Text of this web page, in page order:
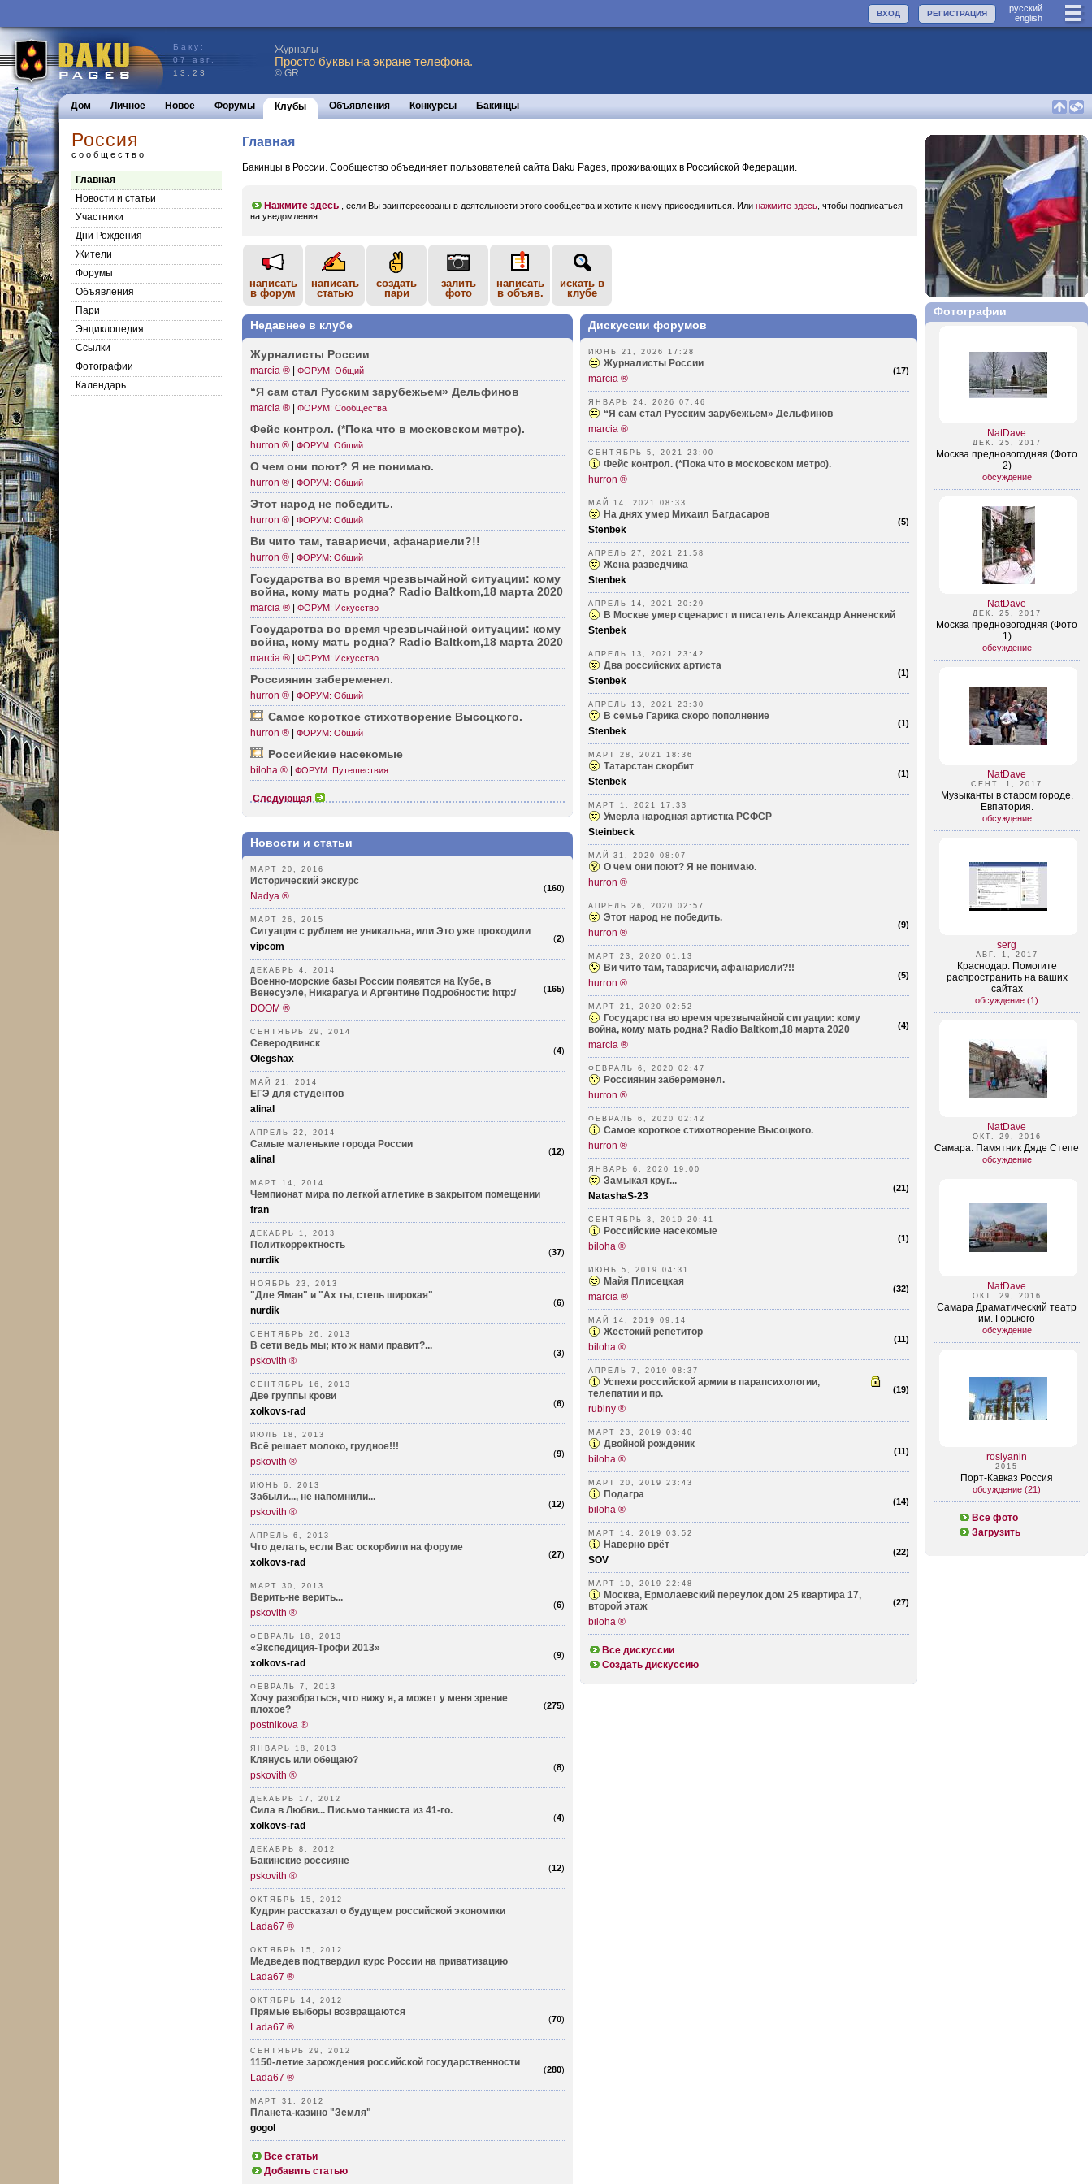
руccкий
english
РЕГИСТРАЦИЯ
ВХОД
Баку:
07 авг.
13:23
Журналы
Просто буквы на экране телефона.
© GR
Дом Личное Новое Форумы Клубы Объявления Конкурсы Бакинцы
Россия
сообщество
Главная
Новости и статьи
Участники
Дни Рождения
Жители
Форумы
Объявления
Пари
Энциклопедия
Cсылки
Фотографии
Календарь
Фотографии
NatDave
ДЕК. 25, 2017
Москва предновогодняя (Фото
2)
обсуждение
NatDave
ДЕК. 25, 2017
Москва предновогодняя (Фото
1)
обсуждение
NatDave
СЕНТ. 1, 2017
Музыканты в старом городе.
Евпатория.
обсуждение
serg
АВГ. 1, 2017
Краснодар. Помогите
распространить на ваших
сайтах
обсуждение (1)
NatDave
ОКТ. 29, 2016
Самара. Памятник Дяде Степе
обсуждение
NatDave
ОКТ. 29, 2016
Самара Драматический театр
им. Горького
обсуждение
rosiyanin
2015
Порт-Кавказ Россия
обсуждение (21)
Все фото
Загрузить
Главная
Бакинцы в России. Сообщество объединяет пользователей сайта Baku Pages, проживающих в Российской Федерации.
Нажмите здесь , если Вы заинтересованы в деятельности этого сообщества и хотите к нему присоединиться. Или нажмите здесь , чтобы подписаться
на уведомления.
написать
в форум
написать
статью
создать
пари
залить
фото
написать
в объяв.
искать в
клубе
Недавнее в клубе
Журна­листы России
marcia ® ФОРУМ: Общий
“Я сам стал Русским заруб­ежьем» Дельфинов
marcia ® ФОРУМ: Сообщества
Фейс контрол. (*Пока что в моско­вском метро).
hurron ® ФОРУМ: Общий
О чем они поют? Я не понимаю.
hurron ® ФОРУМ: Общий
Этот народ не победить.
hurron ® ФОРУМ: Общий
Ви чито там, тавар­исчи, афана­риели?!!
hurron ® ФОРУМ: Общий
Госуд­арства во время чрезв­ычайной ситуации: кому
война, кому мать родна? Radio Baltk­om,18 марта 2020
marcia ® ФОРУМ: Искусство
Госуд­арства во время чрезв­ычайной ситуации: кому
война, кому мать родна? Radio Baltk­om,18 марта 2020
marcia ® ФОРУМ: Искусство
Россиянин забер­еменел.
hurron ® ФОРУМ: Общий
Самое короткое стиxо­творение Высоц­кого.
hurron ® ФОРУМ: Общий
Росси­йские насекомые
biloha ® ФОРУМ: Путешествия
Следующая
Новости и статьи
МАРТ 20, 2016
(160)
Исторический экскурс
Nadya ®
МАРТ 26, 2015
(2)
Ситуация с рублем не уникальна, или Это уже проходили
vipcom
ДЕКАБРЬ 4, 2014
(165)
Военно-морские базы России появятся на Кубе, в
Венесуэле, Никарагуа и Аргентине Подробности: http:/
DOOM ®
СЕНТЯБРЬ 29, 2014
(4)
Северодвинск
Olegshax
МАЙ 21, 2014
ЕГЭ для студентов
alinal
АПРЕЛЬ 22, 2014
(12)
Самые маленькие города России
alinal
МАРТ 14, 2014
Чемпионат мира по легкой атлетике в закрытом помещении
fran
ДЕКАБРЬ 1, 2013
(37)
Политкорректность
nurdik
НОЯБРЬ 23, 2013
(6)
"Дле Яман" и "Ах ты, степь широкая"
nurdik
СЕНТЯБРЬ 26, 2013
(3)
В сети ведь мы; кто ж нами правит?...
pskovith ®
СЕНТЯБРЬ 16, 2013
(6)
Две группы крови
xolkovs-rad
ИЮЛЬ 18, 2013
(9)
Всё решает молоко, грудное!!!
pskovith ®
ИЮНЬ 6, 2013
(12)
Забыли..., не напомнили...
pskovith ®
АПРЕЛЬ 6, 2013
(27)
Что делать, если Вас оскорбили на форуме
xolkovs-rad
МАРТ 30, 2013
(6)
Верить-не верить...
pskovith ®
ФЕВРАЛЬ 18, 2013
(9)
«Экспедиция-Трофи 2013»
xolkovs-rad
ФЕВРАЛЬ 7, 2013
(275)
Хочу разобраться, что вижу я, а может у меня зрение
плохое?
postnikova ®
ЯНВАРЬ 18, 2013
(8)
Клянусь или обещаю?
pskovith ®
ДЕКАБРЬ 17, 2012
(4)
Сила в Любви... Письмо танкиста из 41-го.
xolkovs-rad
ДЕКАБРЬ 8, 2012
(12)
Бакинские россияне
pskovith ®
ОКТЯБРЬ 15, 2012
Кудрин рассказал о будущем российской экономики
Lada67 ®
ОКТЯБРЬ 15, 2012
Медведев подтвердил курс России на приватизацию
Lada67 ®
ОКТЯБРЬ 14, 2012
(70)
Прямые выборы возвращаются
Lada67 ®
СЕНТЯБРЬ 29, 2012
(280)
1150-летие зарождения российской государственности
Lada67 ®
МАРТ 31, 2012
Планета-казино "Земля"
gogol
Все статьи
Добавить статью
Дискуссии форумов
ИЮНЬ 21, 2026 17:28
(17)
Журналисты России
marcia ®
ЯНВАРЬ 24, 2026 07:46
“Я сам стал Русским зарубежьем» Дельфинов
marcia ®
СЕНТЯБРЬ 5, 2021 23:00
Фейс контрол. (*Пока что в московском метро).
hurron ®
МАЙ 14, 2021 08:33
(5)
На днях умер Михаил Багдасаров
Stenbek
АПРЕЛЬ 27, 2021 21:58
Жена разведчика
Stenbek
АПРЕЛЬ 14, 2021 20:29
В Москве умер сценарист и писатель Александр Анненский
Stenbek
АПРЕЛЬ 13, 2021 23:42
(1)
Два российских артиста
Stenbek
АПРЕЛЬ 13, 2021 23:30
(1)
В семье Гарика скоро пополнение
Stenbek
МАРТ 28, 2021 18:36
(1)
Татарстан скорбит
Stenbek
МАРТ 1, 2021 17:33
Умерла народная артистка РСФСР
Steinbeck
МАЙ 31, 2020 08:07
О чем они поют? Я не понимаю.
hurron ®
АПРЕЛЬ 26, 2020 02:57
(9)
Этот народ не победить.
hurron ®
МАРТ 23, 2020 01:13
(5)
Ви чито там, таварисчи, афанариели?!!
hurron ®
МАРТ 21, 2020 02:52
(4)
Государства во время чрезвычайной ситуации: кому
война, кому мать родна? Radio Baltkom,18 марта 2020
marcia ®
ФЕВРАЛЬ 6, 2020 02:47
Россиянин забеременел.
hurron ®
ФЕВРАЛЬ 6, 2020 02:42
Самое короткое стиxотворение Высоцкого.
hurron ®
ЯНВАРЬ 6, 2020 19:00
(21)
Замыкая круг...
NatashaS-23
СЕНТЯБРЬ 3, 2019 20:41
(1)
Российские насекомые
biloha ®
ИЮНЬ 5, 2019 04:31
(32)
Майя Плисецкая
marcia ®
МАЙ 14, 2019 09:14
(11)
Жестокий репетитор
biloha ®
АПРЕЛЬ 7, 2019 08:37
(19)
Успехи российской армии в парапси­хологии,
телепатии и пр.
rubiny ®
МАРТ 23, 2019 03:40
(11)
Двойной рожденик
biloha ®
МАРТ 20, 2019 23:43
(14)
Подагрa
biloha ®
МАРТ 14, 2019 03:52
(22)
Наверно врёт
SOV
МАРТ 10, 2019 22:48
(27)
Москва, Ермолаевский переулок дом 25 квартира 17,
второй этаж
biloha ®
Все дискуссии
Создать дискуссию